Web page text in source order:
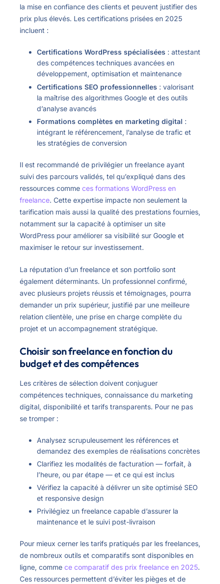
la mise en confiance des clients et peuvent justifier des
prix plus élevés. Les certifications prisées en 2025
incluent :
Certifications WordPress spécialisées : attestant
des compétences techniques avancées en
développement, optimisation et maintenance
Certifications SEO professionnelles : valorisant
la maîtrise des algorithmes Google et des outils
d’analyse avancés
Formations complètes en marketing digital :
intégrant le référencement, l’analyse de trafic et
les stratégies de conversion
Il est recommandé de privilégier un freelance ayant
suivi des parcours validés, tel qu’expliqué dans des
ressources comme ces formations WordPress en
freelance. Cette expertise impacte non seulement la
tarification mais aussi la qualité des prestations fournies,
notamment sur la capacité à optimiser un site
WordPress pour améliorer sa visibilité sur Google et
maximiser le retour sur investissement.
La réputation d’un freelance et son portfolio sont
également déterminants. Un professionnel confirmé,
avec plusieurs projets réussis et témoignages, pourra
demander un prix supérieur, justifié par une meilleure
relation clientèle, une prise en charge complète du
projet et un accompagnement stratégique.
Choisir son freelance en fonction du
budget et des compétences
Les critères de sélection doivent conjuguer
compétences techniques, connaissance du marketing
digital, disponibilité et tarifs transparents. Pour ne pas
se tromper :
Analysez scrupuleusement les références et
demandez des exemples de réalisations concrètes
Clarifiez les modalités de facturation — forfait, à
l’heure, ou par étape — et ce qui est inclus
Vérifiez la capacité à délivrer un site optimisé SEO
et responsive design
Privilégiez un freelance capable d’assurer la
maintenance et le suivi post-livraison
Pour mieux cerner les tarifs pratiqués par les freelances,
de nombreux outils et comparatifs sont disponibles en
ligne, comme ce comparatif des prix freelance en 2025.
Ces ressources permettent d’éviter les pièges et de